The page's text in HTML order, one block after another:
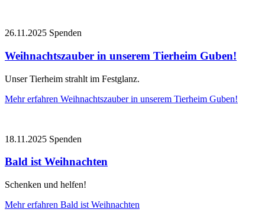
26.11.2025 Spenden
Weihnachtszauber in unserem Tierheim Guben!
Unser Tierheim strahlt im Festglanz.
Mehr erfahren Weihnachtszauber in unserem Tierheim Guben!
18.11.2025 Spenden
Bald ist Weihnachten
Schenken und helfen!
Mehr erfahren Bald ist Weihnachten